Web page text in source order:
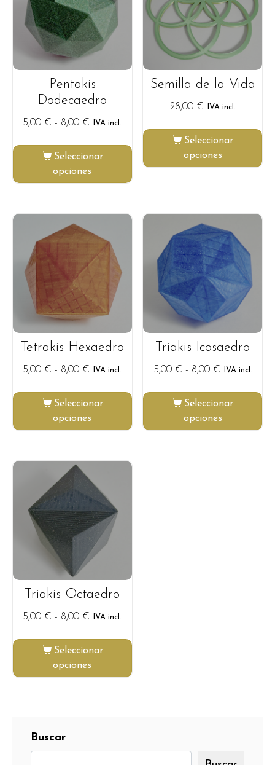
Pentakis
Dodecaedro
5,00 € - 8,00 € IVA incl.
Seleccionar
opciones
Semilla de la Vida
28,00 € IVA incl.
Seleccionar
opciones
Tetrakis Hexaedro
5,00 € - 8,00 € IVA incl.
Seleccionar
opciones
Triakis Icosaedro
5,00 € - 8,00 € IVA incl.
Seleccionar
opciones
Triakis Octaedro
5,00 € - 8,00 € IVA incl.
Seleccionar
opciones
Buscar